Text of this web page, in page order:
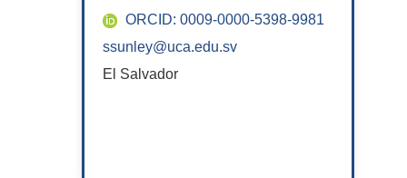
ORCID: 0009-0000-5398-9981
ssunley@uca.edu.sv
El Salvador